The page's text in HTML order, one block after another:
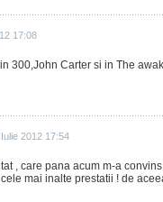
17:08
300,John Carter si in The
2012 17:54
, care pana acum m-a
mai inalte prestatii ! de